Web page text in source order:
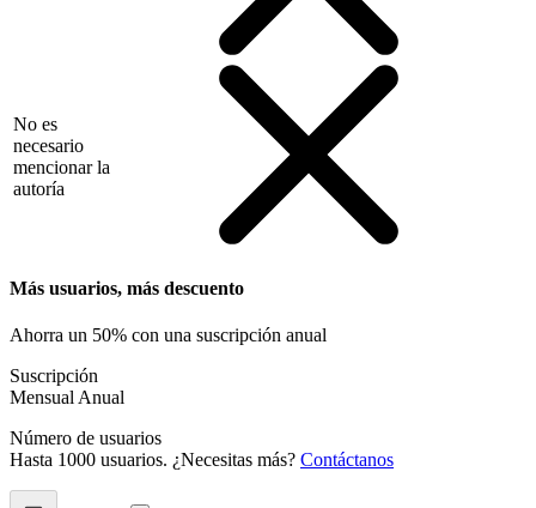
No es
necesario
mencionar la
autoría
Más usuarios, más descuento
Ahorra un 50% con una suscripción anual
Suscripción
Mensual Anual
Número de usuarios
Hasta 1000 usuarios. ¿Necesitas más? Contáctanos